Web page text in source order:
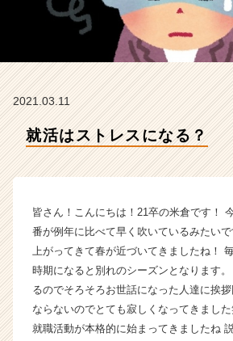
イ
ラ
イ
ン
チ
ー・
長
企
業
ス
カ
ウ
2021.03.11
就活はストレスになる？
皆さん！こんにちは！21卒の米倉です！
番が例年に比べて早く吹いているみたい
上がってきて春が近づいてきましたね！
時期になると別れのシーズンとなります
るのでそろそろお世話になった人達に挨
ならないのでとても寂しくなってきまし
就職活動が本格的に始まってきましたね